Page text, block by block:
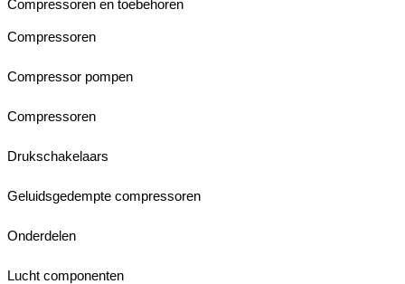
Compressoren en toebehoren
Compressoren
Compressor pompen
Compressoren
Drukschakelaars
Geluidsgedempte compressoren
Onderdelen
Lucht componenten